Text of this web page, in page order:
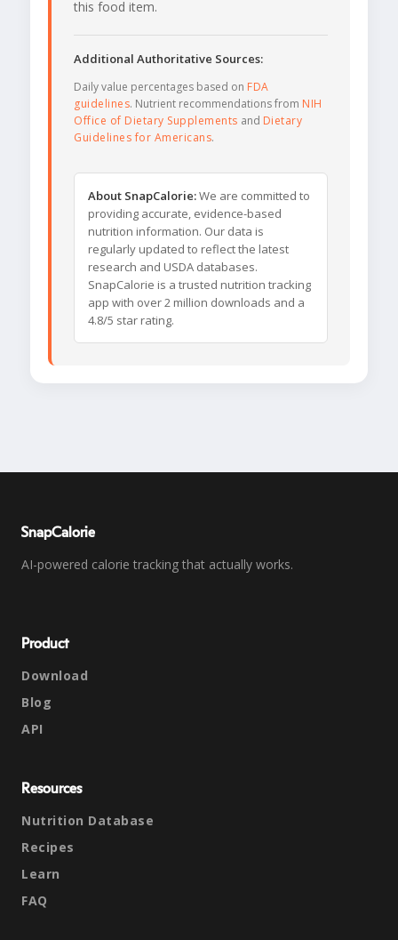
this food item.
Additional Authoritative Sources:
Daily value percentages based on FDA
guidelines. Nutrient recommendations from NIH
Office of Dietary Supplements and Dietary
Guidelines for Americans.
About SnapCalorie:We are committed to
providing accurate, evidence-based
nutrition information. Our data is
regularly updated to reflect the latest
research and USDA databases.
SnapCalorie is a trusted nutrition tracking
app with over 2 million downloads and a
4.8/5 star rating.
SnapCalorie
AI-powered calorie tracking that actually works.
Product
Download
Blog
API
Resources
Nutrition Database
Recipes
Learn
FAQ